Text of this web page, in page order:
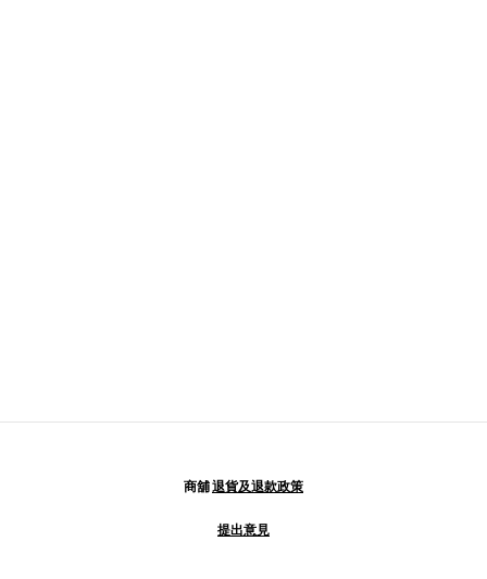
商舖退貨及退款政策
提出意見